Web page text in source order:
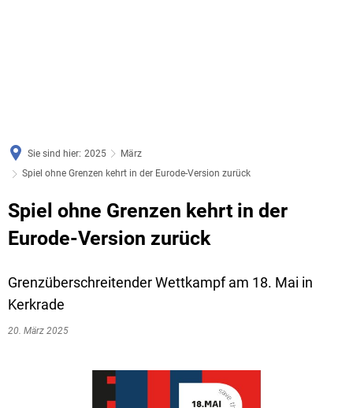
Sie sind hier: 2025
März
Spiel ohne Grenzen kehrt in der Eurode-Version zurück
Spiel ohne Grenzen kehrt in der
Eurode-Version zurück
Grenzüberschreitender Wettkampf am 18. Mai in
Kerkrade
20. März 2025